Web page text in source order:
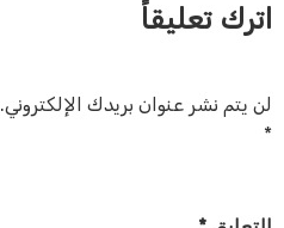
اترك تعليقاً
لن يتم نشر عنوان بريدك الإلكتروني.
*